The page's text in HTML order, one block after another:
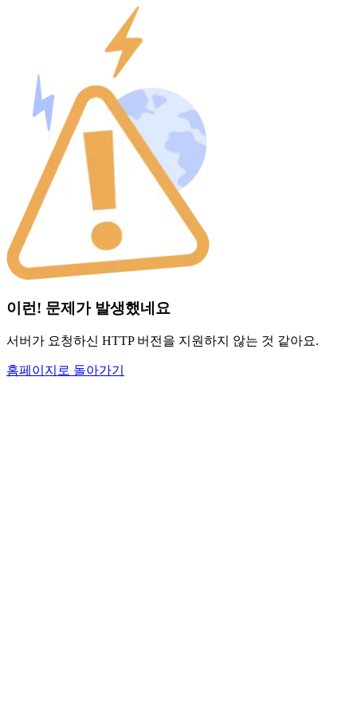
이런! 문제가 발생했네요
서버가 요청하신 HTTP 버전을 지원하지 않는 것 같아요.
홈페이지로 돌아가기